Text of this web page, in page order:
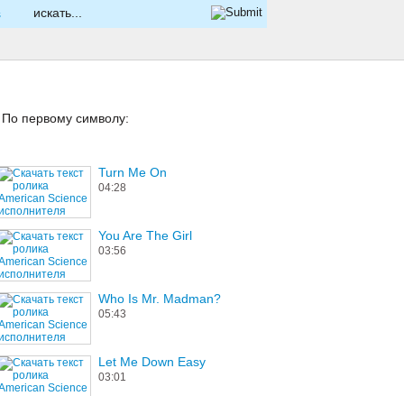
По первому символу:
Turn Me On
04:28
You Are The Girl
03:56
Who Is Mr. Madman?
05:43
Let Me Down Easy
03:01